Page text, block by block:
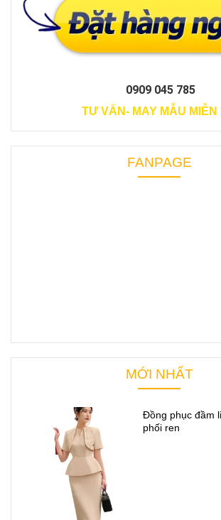
0909 045 785
TƯ VẤN- MAY MẪU MIỄN
FANPAGE
MỚI NHẤT
Đồng phục đầm
phối ren